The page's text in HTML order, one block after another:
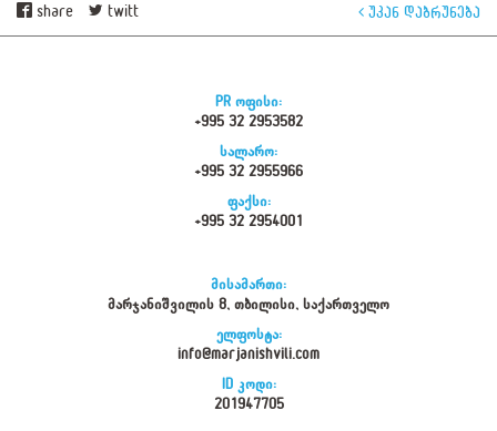
share twitt უკან დაბრუნება
PR ოფისი:
+995 32 2953582
სალარო:
+995 32 2955966
ფაქსი:
+995 32 2954001
მისამართი:
მარჯანიშვილის 8, თბილისი, საქართველო
ელფოსტა:
info@marjanishvili.com
ID კოდი:
201947705